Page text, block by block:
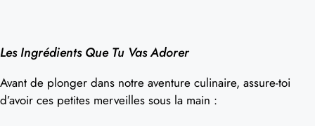
Les Ingrédients Que Tu Vas Adorer
Avant de plonger dans notre aventure culinaire, assure-toi
d’avoir ces petites merveilles sous la main :